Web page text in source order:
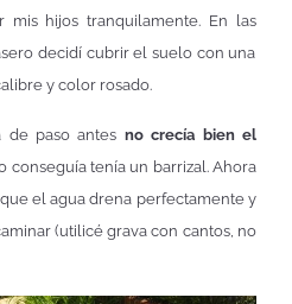
mis hijos tranquilamente. En las
decidí cubrir el suelo con una
y color rosado.
de paso antes no crecía bien el
conseguía tenía un barrizal. Ahora
el agua drena perfectamente y
(utilicé grava con cantos, no